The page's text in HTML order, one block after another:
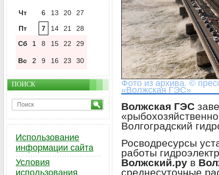
Фото из архива. ©
«Волжская ГЭС»
Волжская ГЭС
Волгоградский
Росводресурсы
работы
Волжский.ру в
среднесуточные
Чт 6 13 20
27
Пт
7 14 21
28
Сб
1 8 15 22 29
Вс 2 9 16 23 30
ПОИСК
Использование
информации сайта
Условия
использования